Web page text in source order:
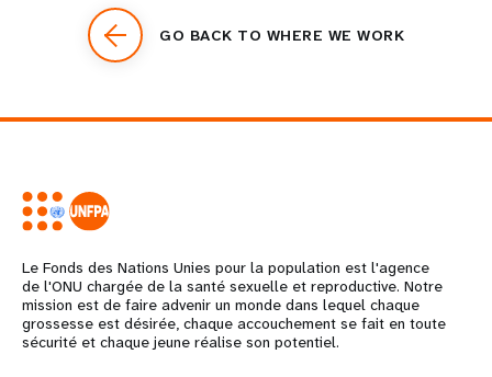
GO BACK TO WHERE WE WORK
Le Fonds des Nations Unies pour la population est l'agence
de l'ONU chargée de la santé sexuelle et reproductive. Notre
mission est de faire advenir un monde dans lequel chaque
grossesse est désirée, chaque accouchement se fait en toute
sécurité et chaque jeune réalise son potentiel.